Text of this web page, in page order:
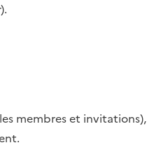
membres et invitations),